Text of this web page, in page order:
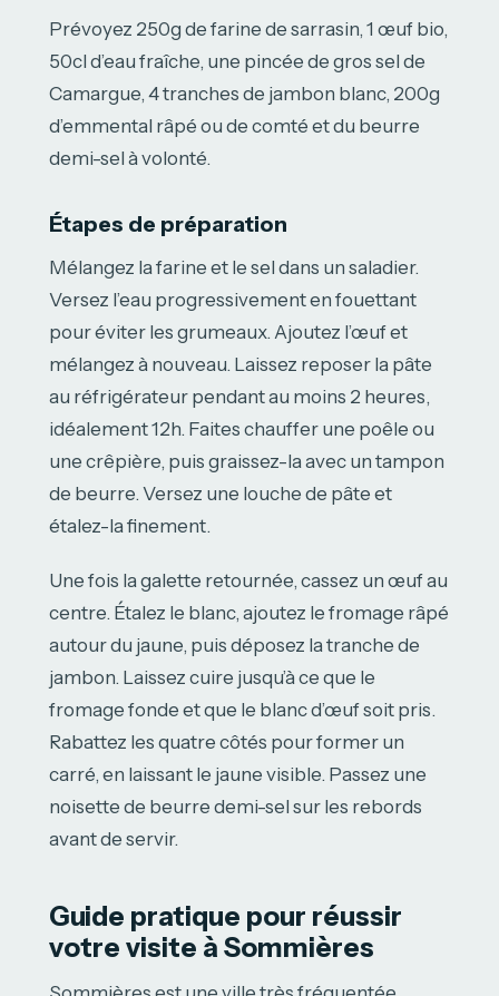
Prévoyez 250g de farine de sarrasin, 1 œuf bio,
50cl d’eau fraîche, une pincée de gros sel de
Camargue, 4 tranches de jambon blanc, 200g
d’emmental râpé ou de comté et du beurre
demi-sel à volonté.
Étapes de préparation
Mélangez la farine et le sel dans un saladier.
Versez l’eau progressivement en fouettant
pour éviter les grumeaux. Ajoutez l’œuf et
mélangez à nouveau. Laissez reposer la pâte
au réfrigérateur pendant au moins 2 heures,
idéalement 12h. Faites chauffer une poêle ou
une crêpière, puis graissez-la avec un tampon
de beurre. Versez une louche de pâte et
étalez-la finement.
Une fois la galette retournée, cassez un œuf au
centre. Étalez le blanc, ajoutez le fromage râpé
autour du jaune, puis déposez la tranche de
jambon. Laissez cuire jusqu’à ce que le
fromage fonde et que le blanc d’œuf soit pris.
Rabattez les quatre côtés pour former un
carré, en laissant le jaune visible. Passez une
noisette de beurre demi-sel sur les rebords
avant de servir.
Guide pratique pour réussir
votre visite à Sommières